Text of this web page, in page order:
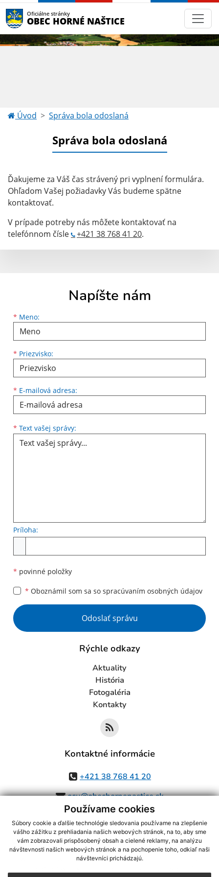
Používame cookies
Súbory cookie a ďalšie technológie sledovania používame na zlepšenie
vášho zážitku z prehliadania našich webových stránok, na to, aby sme
vám zobrazovali prispôsobený obsah a cielené reklamy, na analýzu
návštevnosti našich webových stránok a na pochopenie toho, odkiaľ naši
návštevníci prichádzajú.
Oficiálne stránky
OBEC HORNÉ NAŠTICE
Úvod Správa bola odoslaná
Správa bola odoslaná
Ďakujeme za Váš čas strávený pri vyplnení formulára.
Ohľadom Vašej požiadavky Vás budeme spätne
kontaktovať.
V prípade potreby nás môžete kontaktovať na
telefónnom čísle
+421 38 768 41 20.
Napíšte nám
* Meno:
Meno
* Priezvisko:
Priezvisko
* E-mailová adresa:
E-mailová adresa
* Text vašej správy:
Príloha:
* povinné položky
* Oboznámil som sa so spracúvaním osobných údajov
Google reCaptcha Response
Odoslať správu
Rýchle odkazy
Aktuality
História
Fotogaléria
Kontakty
Kontaktné informácie
+421 38 768 41 20
ocu@obechornenastice.sk
využite možnosť získavania aktuálnych informácií s využitím RSS
CMS systém (redakčný) systém ECHELON 2,Mapa stránok,web portál
webex.digital, s.r.o.,domény,registrácia domény